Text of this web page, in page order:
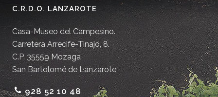
C.R.D.O. LANZAROTE
Casa-Museo del Campesino.
Carretera Arrecife-Tinajo, 8.
C.P. 35559 Mozaga
San Bartolomé de Lanzarote
928 52 10 48